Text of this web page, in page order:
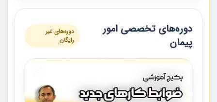
دوره‌های تخصصی امور
پیمان
دوره‌های غیر
رایگان